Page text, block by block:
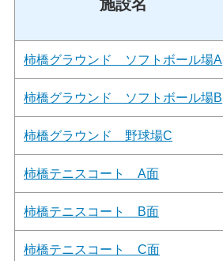
施設名
柿橋グラウンド ソフトボール場A
柿橋グラウンド ソフトボール場B
柿橋グラウンド 野球場C
柿橋テニスコート A面
柿橋テニスコート B面
柿橋テニスコート C面